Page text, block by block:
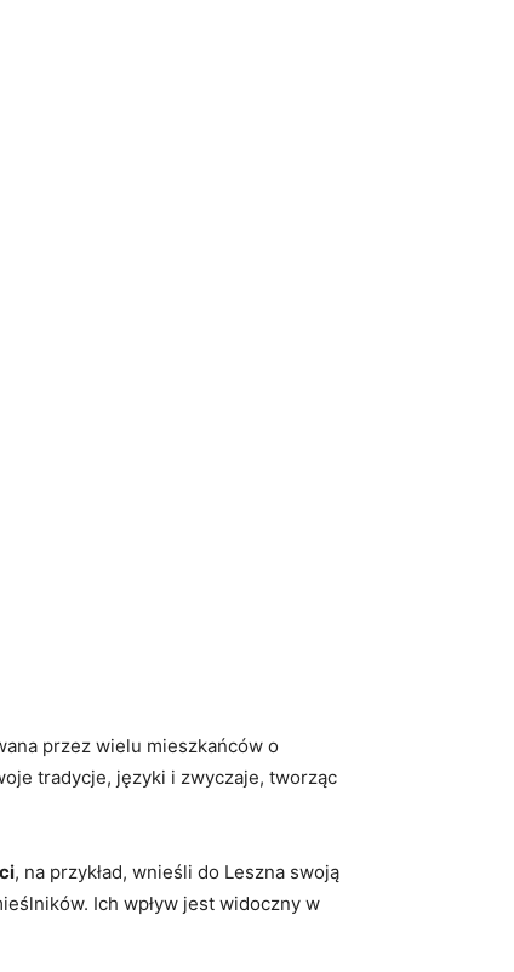
przez wielu mieszkańców o
tradycje, języki i zwyczaje, tworząc
, na przykład, wnieśli do Leszna swoją
Ich wpływ jest widoczny w